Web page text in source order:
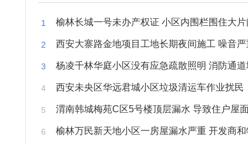
榆林长城一号未办产权证 小区内围栏围住大片闲置
西安大寨路金地项目工地长期夜间施工 噪音严重
杨凌千林华庭小区没有应急疏散照明 消防通
西安未央区华远君城小区垃圾清运车作业扰民
渭南韩城梅苑C区5号楼顶层漏水 导致住户屋面被
榆林万民新天地小区一房屋漏水严重 开发商和物业不予